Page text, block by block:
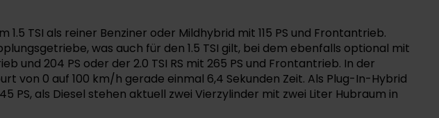
TSI als reiner Benziner oder Mildhybrid mit 115 PS und Frontantrieb.
was auch für den 1.5 TSI gilt, bei dem ebenfalls optional mit
204 PS oder der 2.0 TSI RS mit 265 PS und Frontantrieb. In der
von 0 auf 100 km/h gerade einmal 6,4 Sekunden Zeit. Als Plug-In-Hybrid
als Diesel stehen aktuell zwei Vierzylinder mit zwei Liter Hubraum in